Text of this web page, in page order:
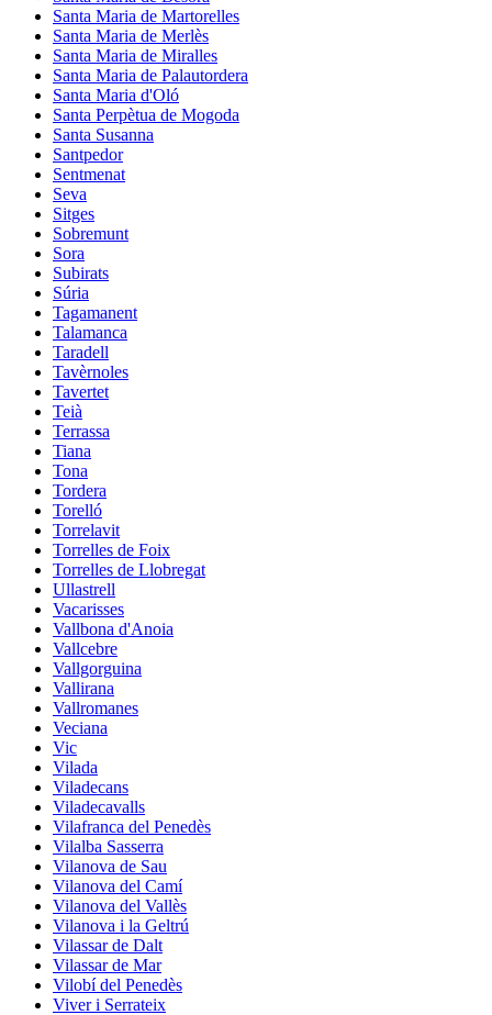
Santa Maria de Martorelles
Santa Maria de Merlès
Santa Maria de Miralles
Santa Maria de Palautordera
Santa Maria d'Oló
Santa Perpètua de Mogoda
Santa Susanna
Santpedor
Sentmenat
Seva
Sitges
Sobremunt
Sora
Subirats
Súria
Tagamanent
Talamanca
Taradell
Tavèrnoles
Tavertet
Teià
Terrassa
Tiana
Tona
Tordera
Torelló
Torrelavit
Torrelles de Foix
Torrelles de Llobregat
Ullastrell
Vacarisses
Vallbona d'Anoia
Vallcebre
Vallgorguina
Vallirana
Vallromanes
Veciana
Vic
Vilada
Viladecans
Viladecavalls
Vilafranca del Penedès
Vilalba Sasserra
Vilanova de Sau
Vilanova del Camí
Vilanova del Vallès
Vilanova i la Geltrú
Vilassar de Dalt
Vilassar de Mar
Vilobí del Penedès
Viver i Serrateix